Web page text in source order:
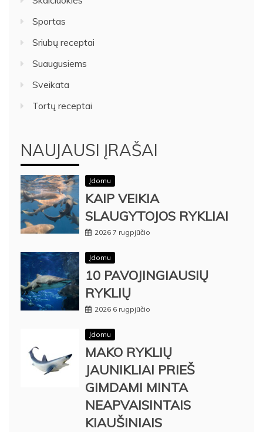
Sportas
Sriubų receptai
Suaugusiems
Sveikata
Tortų receptai
NAUJAUSI ĮRAŠAI
Įdomu
KAIP VEIKIA
SLAUGYTOJOS RYKLIAI
2026 7 rugpjūčio
Įdomu
10 PAVOJINGIAUSIŲ
RYKLIŲ
2026 6 rugpjūčio
Įdomu
MAKO RYKLIŲ
JAUNIKLIAI PRIEŠ
GIMDAMI MINTA
NEAPVAISINTAIS
KIAUŠINIAIS